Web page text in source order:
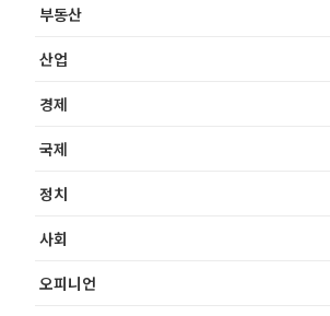
부동산
산업
경제
국제
정치
사회
오피니언